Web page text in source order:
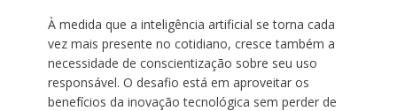
À medida que a inteligência artificial se torna cada
vez mais presente no cotidiano, cresce também a
necessidade de conscientização sobre seu uso
responsável. O desafio está em aproveitar os
benefícios da inovação tecnológica sem perder de